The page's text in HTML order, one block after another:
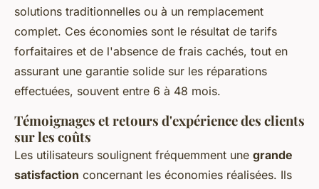
solutions traditionnelles ou à un remplacement
complet. Ces économies sont le résultat de tarifs
forfaitaires et de l'absence de frais cachés, tout en
assurant une garantie solide sur les réparations
effectuées, souvent entre 6 à 48 mois.
Témoignages et retours d'expérience des clients
sur les coûts
Les utilisateurs soulignent fréquemment une grande
satisfaction concernant les économies réalisées. Ils